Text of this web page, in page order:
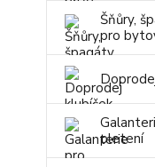
Šňůry,
pro
pletení